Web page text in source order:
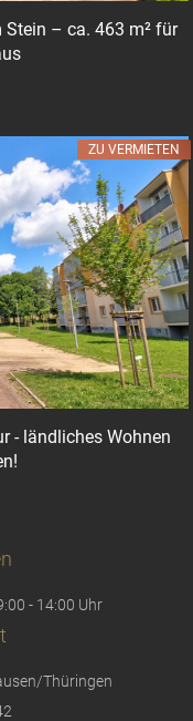
– ca. 463 m² für
- ländliches Wohnen
ZU VERMIETEN
- 14:00 Uhr
Thüringen